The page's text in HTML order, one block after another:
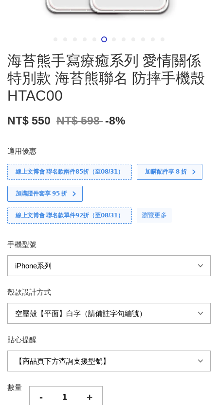
海苔熊手寫療癒系列 愛情關係
特別款 海苔熊聯名 防摔手機殼
HTAC00
NT$ 550 NT$ 598 -8%
適用優惠
線上文博會 聯名款兩件𝟴𝟱折（至𝟬𝟴/𝟯𝟭） 加購配件享 𝟴 折
加購證件套享 𝟵𝟱 折
線上文博會 聯名款單件𝟵𝟮折（至𝟬𝟴/𝟯𝟭） 瀏覽更多
手機型號
殼款設計方式
貼心提醒
數量
- +